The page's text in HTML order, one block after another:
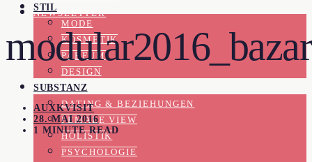
NEWSLETTER
STIL
MODE
KOSMETIK
PARFUM
DESIGN
SUBSTANZ
DATING & BEZIEHUNGEN
FEMALE VIEW
HOLISTIK
PSYCHOLOGIE
AUXKVISIT
28. MAI 2016
1 MINUTE READ